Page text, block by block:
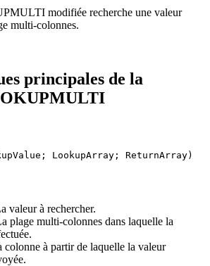
modifiée recherche une valeur
multi-colonnes.
principales de la
valeur à rechercher.
plage multi-colonnes dans laquelle la
colonne à partir de laquelle la valeur